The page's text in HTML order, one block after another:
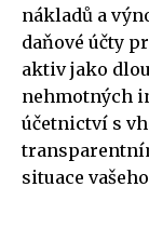
nákladů a
daňové účty
aktiv jako
nehmotných
účetnictví s
situace